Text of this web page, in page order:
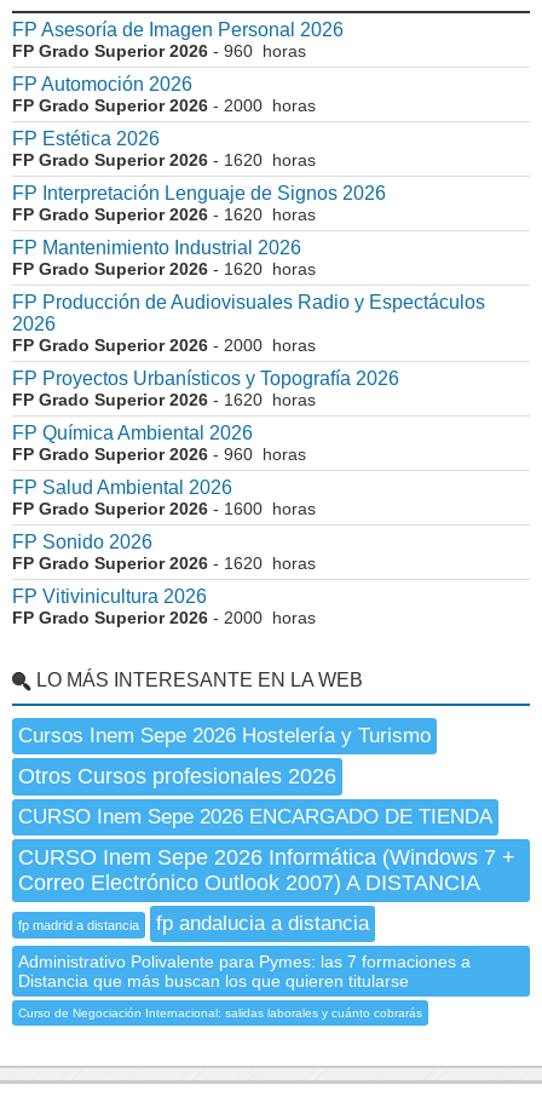
FP Asesoría de Imagen Personal 2026
FP Grado Superior 2026 - 960 horas
FP Automoción 2026
FP Grado Superior 2026 - 2000 horas
FP Estética 2026
FP Grado Superior 2026 - 1620 horas
FP Interpretación Lenguaje de Signos 2026
FP Grado Superior 2026 - 1620 horas
FP Mantenimiento Industrial 2026
FP Grado Superior 2026 - 1620 horas
FP Producción de Audiovisuales Radio y Espectáculos
2026
FP Grado Superior 2026 - 2000 horas
FP Proyectos Urbanísticos y Topografía 2026
FP Grado Superior 2026 - 1620 horas
FP Química Ambiental 2026
FP Grado Superior 2026 - 960 horas
FP Salud Ambiental 2026
FP Grado Superior 2026 - 1600 horas
FP Sonido 2026
FP Grado Superior 2026 - 1620 horas
FP Vitivinicultura 2026
FP Grado Superior 2026 - 2000 horas
LO MÁS INTERESANTE EN LA WEB
Cursos Inem Sepe 2026 Hostelería y Turismo
Otros Cursos profesionales 2026
CURSO Inem Sepe 2026 ENCARGADO DE TIENDA
CURSO Inem Sepe 2026 Informática (Windows 7 +
Correo Electrónico Outlook 2007) A DISTANCIA
fp madrid a distancia fp andalucia a distancia
Administrativo Polivalente para Pymes: las 7 formaciones a
Distancia que más buscan los que quieren titularse
Curso de Negociación Internacional: salidas laborales y cuánto cobrarás